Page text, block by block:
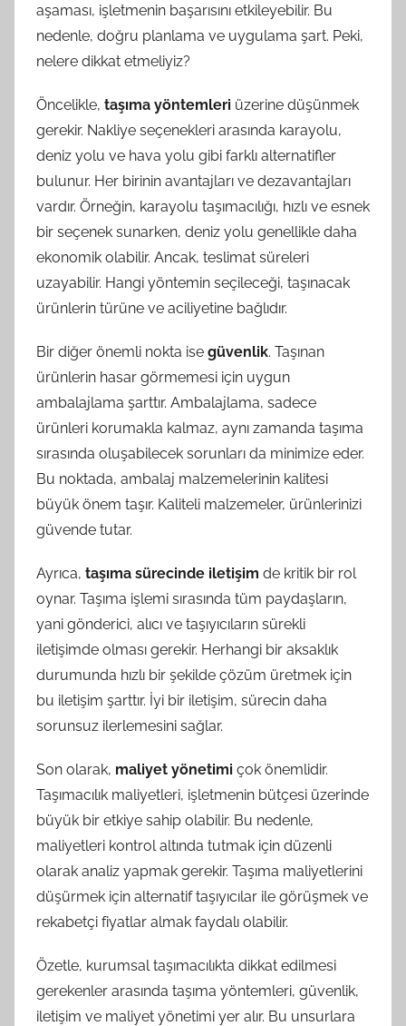
aşaması, işletmenin başarısını etkileyebilir. Bu
nedenle, doğru planlama ve uygulama şart. Peki,
nelere dikkat etmeliyiz?
Öncelikle, taşıma yöntemleri üzerine düşünmek
gerekir. Nakliye seçenekleri arasında karayolu,
deniz yolu ve hava yolu gibi farklı alternatifler
bulunur. Her birinin avantajları ve dezavantajları
vardır. Örneğin, karayolu taşımacılığı, hızlı ve esnek
bir seçenek sunarken, deniz yolu genellikle daha
ekonomik olabilir. Ancak, teslimat süreleri
uzayabilir. Hangi yöntemin seçileceği, taşınacak
ürünlerin türüne ve aciliyetine bağlıdır.
Bir diğer önemli nokta ise güvenlik. Taşınan
ürünlerin hasar görmemesi için uygun
ambalajlama şarttır. Ambalajlama, sadece
ürünleri korumakla kalmaz, aynı zamanda taşıma
sırasında oluşabilecek sorunları da minimize eder.
Bu noktada, ambalaj malzemelerinin kalitesi
büyük önem taşır. Kaliteli malzemeler, ürünlerinizi
güvende tutar.
Ayrıca, taşıma sürecinde iletişim de kritik bir rol
oynar. Taşıma işlemi sırasında tüm paydaşların,
yani gönderici, alıcı ve taşıyıcıların sürekli
iletişimde olması gerekir. Herhangi bir aksaklık
durumunda hızlı bir şekilde çözüm üretmek için
bu iletişim şarttır. İyi bir iletişim, sürecin daha
sorunsuz ilerlemesini sağlar.
Son olarak, maliyet yönetimi çok önemlidir.
Taşımacılık maliyetleri, işletmenin bütçesi üzerinde
büyük bir etkiye sahip olabilir. Bu nedenle,
maliyetleri kontrol altında tutmak için düzenli
olarak analiz yapmak gerekir. Taşıma maliyetlerini
düşürmek için alternatif taşıyıcılar ile görüşmek ve
rekabetçi fiyatlar almak faydalı olabilir.
Özetle, kurumsal taşımacılıkta dikkat edilmesi
gerekenler arasında taşıma yöntemleri, güvenlik,
iletişim ve maliyet yönetimi yer alır. Bu unsurlara